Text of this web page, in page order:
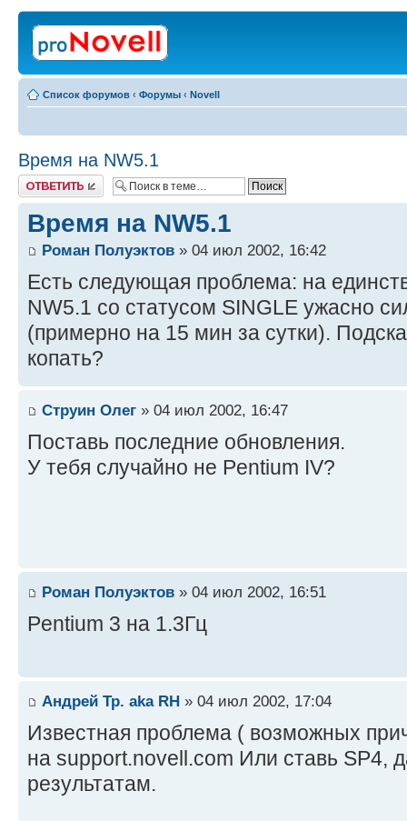
Список форумов ‹ Форумы ‹ Novell
Время на NW5.1
Ответить
Время на NW5.1
Роман Полуэктов » 04 июл 2002, 16:42
Есть следующая проблема: на
NW5.1 со статусом SINGLE ужасно
(примерно на 15 мин за сутки).
копать?
Струин Олег » 04 июл 2002, 16:47
Поставь последние обновления.
У тебя случайно не Pentium IV?
Роман Полуэктов » 04 июл 2002, 16:51
Pentium 3 на 1.3Гц
Андрей Тр. aka RH » 04 июл 2002, 17:04
Известная проблема ( возможных
на support.novell.com Или ставь SP4,
результатам.